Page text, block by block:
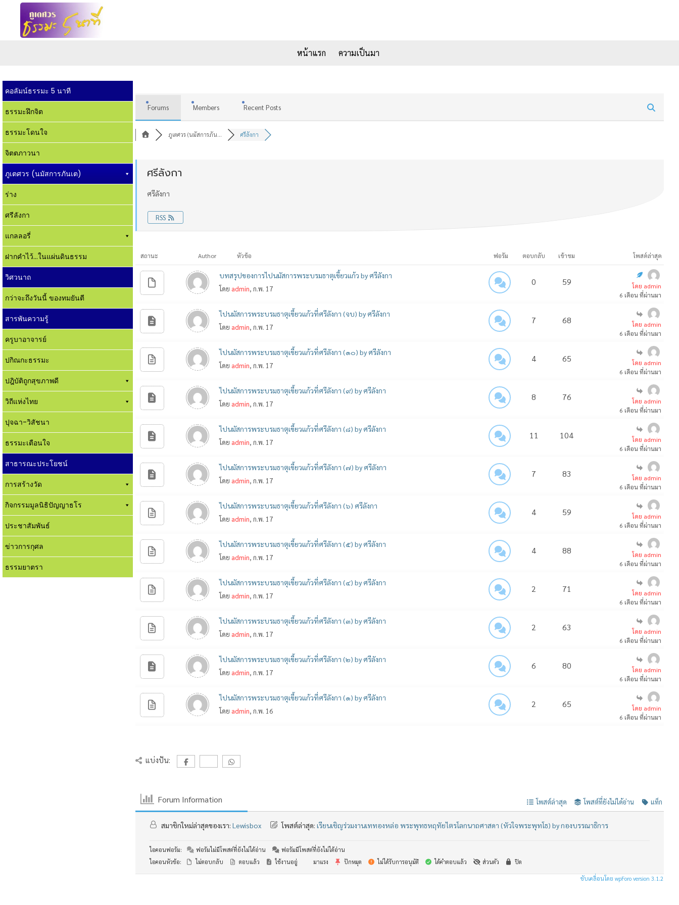
หน้าแรก ความเป็นมา
คอลัมน์ธรรมะ 5 นาที
ธรรมะฝึกจิต
ธรรมะโดนใจ
จิตตภาวนา
ภูเตศวร (นมัสการภันเต)
ร่าง
ศรีลังกา
แกลลอรี่
ฝากคำไว้...ในแผ่นดินธรรม
วิศวนาถ
กว่าจะถึงวันนี้ ของทมยันตี
สารพันความรู้
ครูบาอาจารย์
ปกิณกะธรรมะ
ปฎิบัติถูกสุขภาพดี
วิถีแห่งไทย
ปุจฉา-วิสัชนา
ธรรมะเตือนใจ
สาธารณะประโยชน์
การสร้างวัด
กิจกรรมมูลนิธิปัญญาธโร
ประชาสัมพันธ์
ข่าวการกุศล
ธรรมยาตรา
Forums Members Recent Posts
ภูเตศวร (นมัสการภัน... ศรีลังกา
ศรีลังกา
ศรีลังกา
RSS
สถานะ Author หัวข้อ ฟอรัม ตอบกลับ เข้าชม โพสต์ล่าสุด
บทสรุปของการไปนมัสการพระบรมธาตุเขี้ยวแก้ว by ศรีลังกา
โดย admin, ก.พ. 17
0 59
โดย admin
6 เดือน ที่ผ่านมา
ไปนมัสการพระบรมธาตุเขี้ยวแก้วที่ศรีลังกา (จบ) by ศรีลังกา
โดย admin, ก.พ. 17
7 68
โดย admin
6 เดือน ที่ผ่านมา
ไปนมัสการพระบรมธาตุเขี้ยวแก้วที่ศรีลังกา (๑๐) by ศรีลังกา
โดย admin, ก.พ. 17
4 65
โดย admin
6 เดือน ที่ผ่านมา
ไปนมัสการพระบรมธาตุเขี้ยวแก้วที่ศรีลังกา (๙) by ศรีลังกา
โดย admin, ก.พ. 17
8 76
โดย admin
6 เดือน ที่ผ่านมา
ไปนมัสการพระบรมธาตุเขี้ยวแก้วที่ศรีลังกา (๘) by ศรีลังกา
โดย admin, ก.พ. 17
11 104
โดย admin
6 เดือน ที่ผ่านมา
ไปนมัสการพระบรมธาตุเขี้ยวแก้วที่ศรีลังกา (๗) by ศรีลังกา
โดย admin, ก.พ. 17
7 83
โดย admin
6 เดือน ที่ผ่านมา
ไปนมัสการพระบรมธาตุเขี้ยวแก้วที่ศรีลังกา (๖) ศรีลังกา
โดย admin, ก.พ. 17
4 59
โดย admin
6 เดือน ที่ผ่านมา
ไปนมัสการพระบรมธาตุเขี้ยวแก้วที่ศรีลังกา (๕) by ศรีลังกา
โดย admin, ก.พ. 17
4 88
โดย admin
6 เดือน ที่ผ่านมา
ไปนมัสการพระบรมธาตุเขี้ยวแก้วที่ศรีลังกา (๔) by ศรีลังกา
โดย admin, ก.พ. 17
2 71
โดย admin
6 เดือน ที่ผ่านมา
ไปนมัสการพระบรมธาตุเขี้ยวแก้วที่ศรีลังกา (๓) by ศรีลังกา
โดย admin, ก.พ. 17
2 63
โดย admin
6 เดือน ที่ผ่านมา
ไปนมัสการพระบรมธาตุเขี้ยวแก้วที่ศรีลังกา (๒) by ศรีลังกา
โดย admin, ก.พ. 17
6 80
โดย admin
6 เดือน ที่ผ่านมา
ไปนมัสการพระบรมธาตุเขี้ยวแก้วที่ศรีลังกา (๑) by ศรีลังกา
โดย admin, ก.พ. 16
2 65
โดย admin
6 เดือน ที่ผ่านมา
แบ่งปัน:
Forum Information โพสต์ล่าสุด โพสต์ที่ยังไม่ได้อ่าน แท็ก
สมาชิกใหม่ล่าสุดของเรา: Lewisbox โพสต์ล่าสุด: เรียนเชิญร่วมงานเททองหล่อ พระพุทธหฤทัยไตรโลกนาถศาสดา (หัวใจพระพุทโธ) by กองบรรณาธิการ
ไอคอนฟอรัม: ฟอรัมไม่มีโพสต์ที่ยังไม่ได้อ่าน
ฟอรัมมีโพสต์ที่ยังไม่ได้อ่าน
ไอคอนหัวข้อ:
ไม่ตอบกลับ ตอบแล้ว ใช้งานอยู่ มาแรง ปักหมุด ไม่ได้รับการอนุมัติ ได้คำตอบแล้ว ส่วนตัว ปิด
ขับเคลื่อนโดย wpForo version 3.1.2